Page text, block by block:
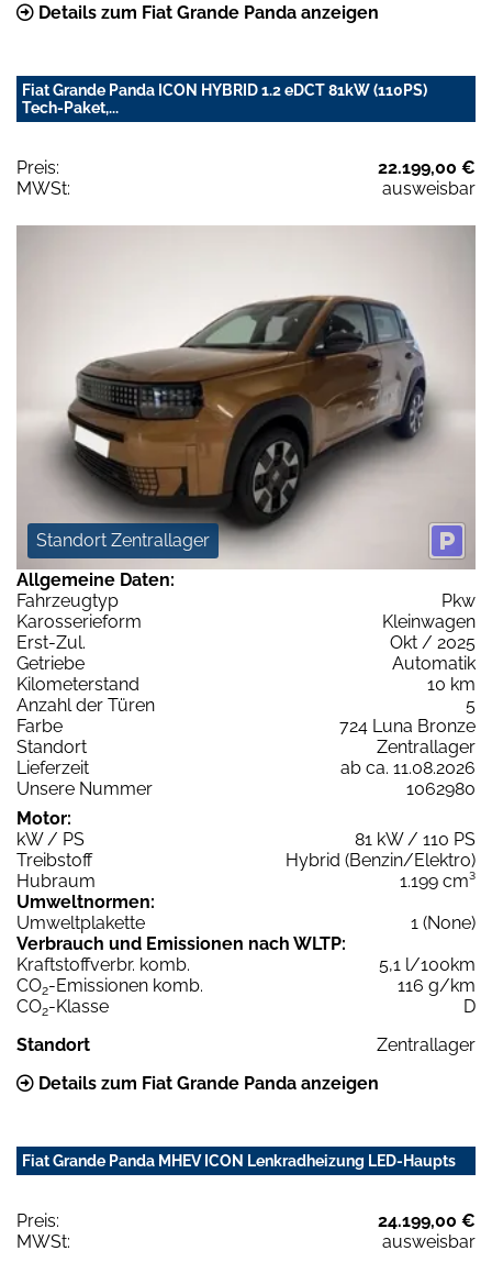
Details zum Fiat Grande Panda anzeigen
Fiat Grande Panda ICON HYBRID 1.2 eDCT 81kW (110PS)
Tech-Paket,...
Preis:
22.199,00 €
MWSt:
ausweisbar
Standort Zentrallager
Allgemeine Daten:
Fahrzeugtyp
Pkw
Karosserieform
Kleinwagen
Erst-Zul.
Okt / 2025
Getriebe
Automatik
Kilometerstand
10 km
Anzahl der Türen
5
Farbe
724 Luna Bronze
Standort
Zentrallager
Lieferzeit
ab ca. 11.08.2026
Unsere Nummer
1062980
Motor:
kW / PS
81 kW / 110 PS
Treibstoff
Hybrid (Benzin/Elektro)
Hubraum
1.199 cm³
Umweltnormen:
Umweltplakette
1 (None)
Verbrauch und Emissionen nach WLTP:
Kraftstoffverbr. komb.
5,1 l/100km
CO2-Emissionen komb.
116 g/km
CO2-Klasse
D
Standort
Zentrallager
Details zum Fiat Grande Panda anzeigen
Fiat Grande Panda MHEV ICON Lenkradheizung LED-Haupts
Preis:
24.199,00 €
MWSt:
ausweisbar